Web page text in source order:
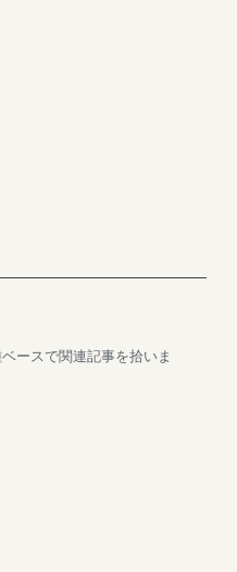
ースで関連記事を拾いま